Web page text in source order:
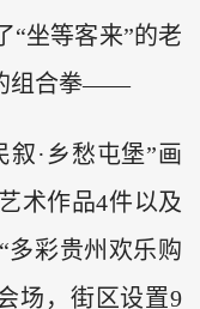
“坐等客来”的老
组合拳——
·乡愁屯堡”画
术作品4件以及
多彩贵州欢乐购
场，街区设置9